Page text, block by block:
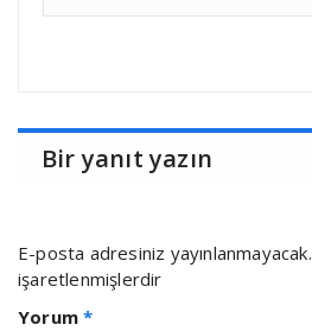
Bir yanıt yazın
E-posta adresiniz yayınlanmayacak.
işaretlenmişlerdir
Yorum*